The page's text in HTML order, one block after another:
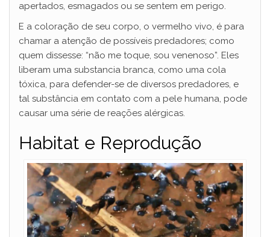
apertados, esmagados ou se sentem em perigo.
E a coloração de seu corpo, o vermelho vivo, é para
chamar a atenção de possíveis predadores; como
quem dissesse: “não me toque, sou venenoso”. Eles
liberam uma substancia branca, como uma cola
tóxica, para defender-se de diversos predadores, e
tal substância em contato com a pele humana, pode
causar uma série de reações alérgicas.
Habitat e Reprodução